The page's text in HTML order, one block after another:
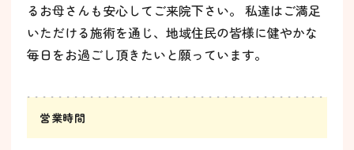
るお母さんも安心してご来院下さい。 私達はご満足
いただける施術を通じ、地域住民の皆様に健やかな
毎日をお過ごし頂きたいと願っています。
営業時間